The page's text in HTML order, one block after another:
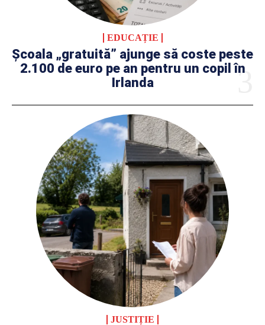
EDUCAȚIE
Școala „gratuită” ajunge să coste peste
2.100 de euro pe an pentru un copil în
Irlanda
JUSTIȚIE